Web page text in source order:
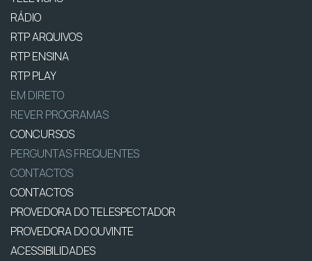
RÁDIO
RTP ARQUIVOS
RTP ENSINA
RTP PLAY
EM DIRETO
REVER PROGRAMAS
CONCURSOS
PERGUNTAS FREQUENTES
CONTACTOS
CONTACTOS
PROVEDORA DO TELESPECTADOR
PROVEDORA DO OUVINTE
ACESSIBILIDADES